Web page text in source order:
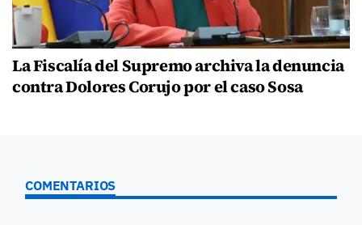
La Fiscalía del Supremo archiva la denuncia
contra Dolores Corujo por el caso Sosa
COMENTARIOS